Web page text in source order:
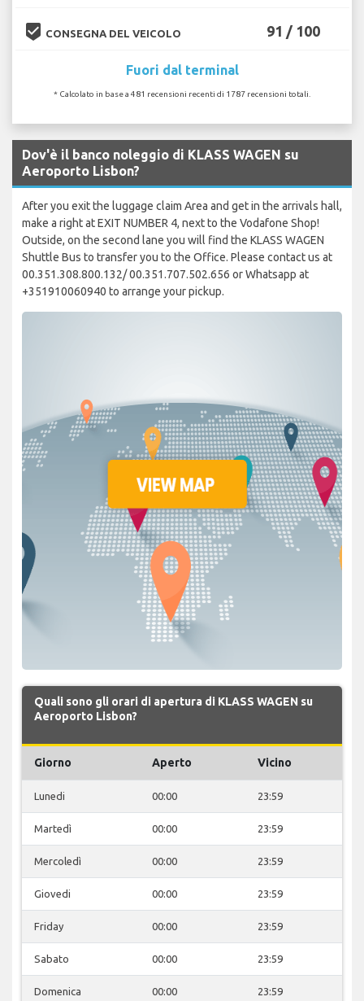
beenhere CONSEGNA DEL VEICOLO 91 / 100
Fuori dal terminal
* Calcolato in base a 481 recensioni recenti di 1787 recensioni totali.
Dov'è il banco noleggio di KLASS WAGEN su
Aeroporto Lisbon?
After you exit the luggage claim Area and get in the arrivals hall,
make a right at EXIT NUMBER 4, next to the Vodafone Shop!
Outside, on the second lane you will find the KLASS WAGEN
Shuttle Bus to transfer you to the Office. Please contact us at
00.351.308.800.132/ 00.351.707.502.656 or Whatsapp at
+351910060940 to arrange your pickup.
Quali sono gli orari di apertura di KLASS WAGEN su
Aeroporto Lisbon?
Giorno Aperto Vicino
Lunedi 00:00 23:59
Martedì 00:00 23:59
Mercoledì 00:00 23:59
Giovedi 00:00 23:59
Friday 00:00 23:59
Sabato 00:00 23:59
Domenica 00:00 23:59